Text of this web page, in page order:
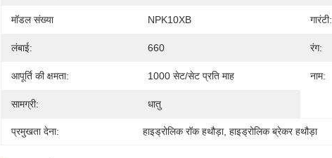
मॉडल संख्या NPK10XB गारंटी:
लंबाई: 660 रंग:
आपूर्ति की क्षमता: 1000 सेट/सेट प्रति माह नाम:
सामग्री: धातु
प्रमुखता देना: हाइड्रोलिक रॉक हथौड़ा, हाइड्रोलिक ब्रेकर हथौड़ा